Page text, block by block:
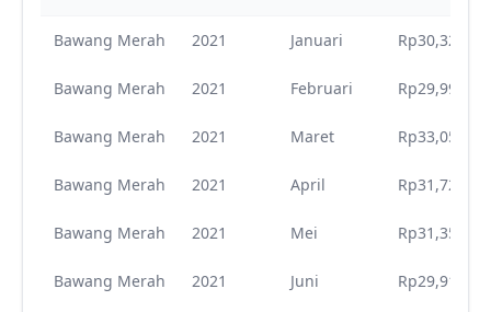
Bawang Merah 2021 Januari Rp30,329
Bawang Merah 2021 Februari Rp29,996
Bawang Merah 2021 Maret Rp33,050
Bawang Merah 2021 April Rp31,729
Bawang Merah 2021 Mei Rp31,355
Bawang Merah 2021 Juni Rp29,914